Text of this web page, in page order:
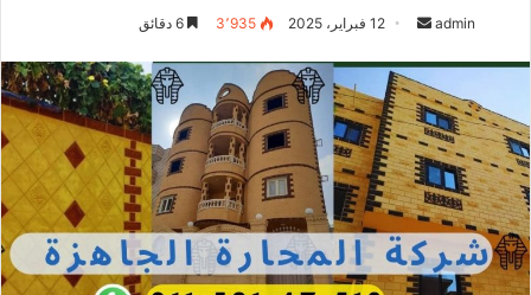
admin
س
ل
ب
ر
ي
د
ا
إ
12 فبراير، 2025 3٬935